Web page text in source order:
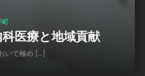
医療と地域貢献
いて極め […]